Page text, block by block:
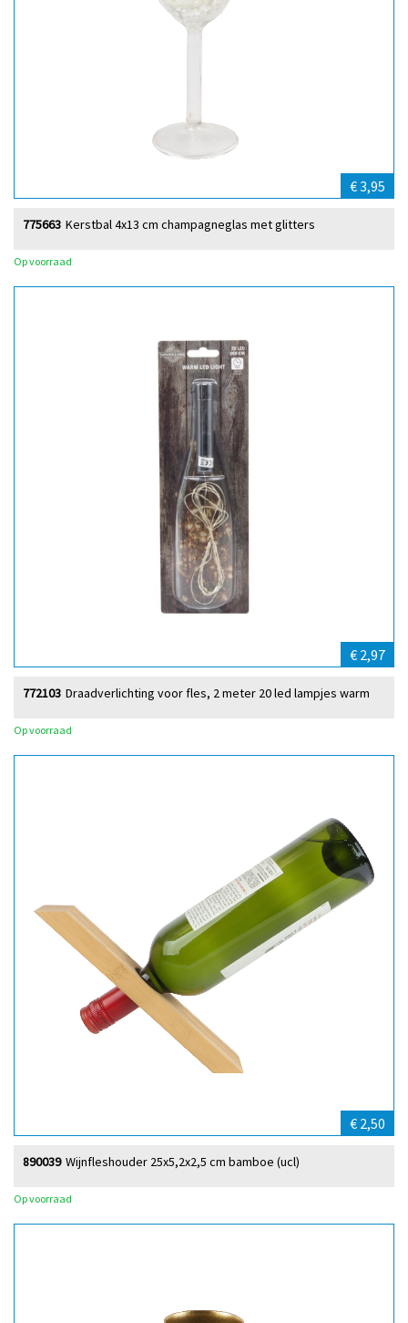
€ 3,95
Kerstbal 4x13 cm champagneglas met glitters
775663
Op voorraad
€ 2,97
Draadverlichting voor fles, 2 meter 20 led lampjes warm
772103
Op voorraad
€ 2,50
Wijnfleshouder 25x5,2x2,5 cm bamboe (ucl)
890039
Op voorraad